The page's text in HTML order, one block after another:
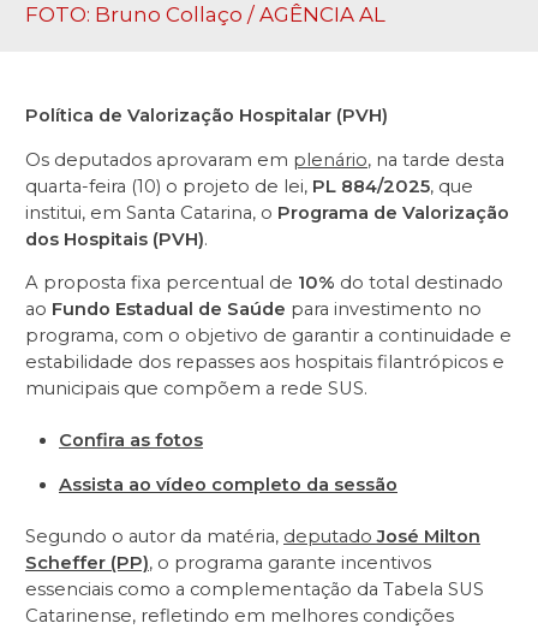
FOTO: Bruno Collaço / AGÊNCIA AL
Política de Valorização Hospitalar (PVH)
Os deputados aprovaram em plenário, na tarde desta
quarta-feira (10) o projeto de lei, PL 884/2025, que
institui, em Santa Catarina, o Programa de Valorização
dos Hospitais (PVH).
A proposta fixa percentual de 10% do total destinado
ao Fundo Estadual de Saúde para investimento no
programa, com o objetivo de garantir a continuidade e
estabilidade dos repasses aos hospitais filantrópicos e
municipais que compõem a rede SUS.
Confira as fotos
Assista ao vídeo completo da sessão
Segundo o autor da matéria, deputadoJosé Milton
Scheffer (PP), o programa garante incentivos
essenciais como a complementação da Tabela SUS
Catarinense, refletindo em melhores condições